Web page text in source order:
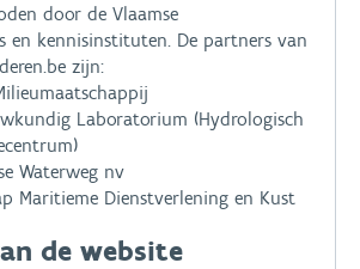
door de Vlaamse
en kennisinstituten. De partners van
zijn:
Laboratorium (Hydrologisch
Waterweg nv
Maritieme Dienstverlening en Kust
de website